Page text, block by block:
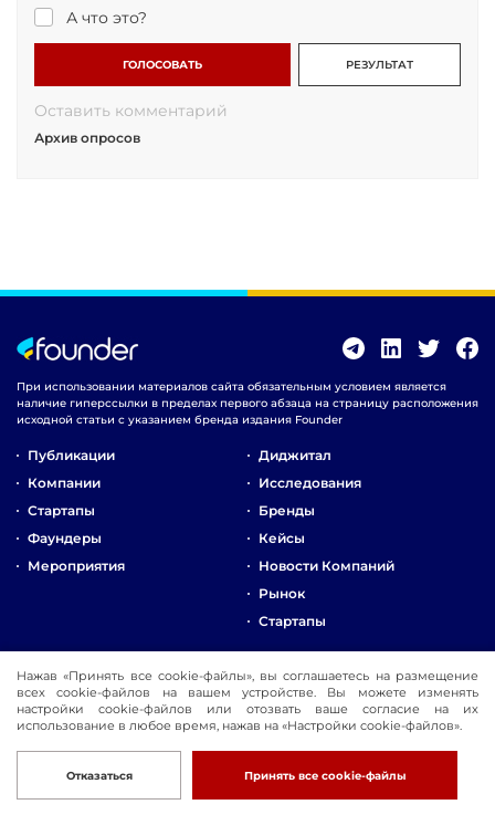
А что это?
ГОЛОСОВАТЬ РЕЗУЛЬТАТ
Оставить комментарий
Архив опросов
При использовании материалов сайта обязательным условием является
наличие гиперссылки в пределах первого абзаца на страницу расположения
исходной статьи с указанием бренда издания Founder
Публикации
Компании
Стартапы
Фаундеры
Мероприятия
Диджитал
Исследования
Бренды
Кейсы
Новости Компаний
Рынок
Стартапы
Реклама
Контакты
© 2016-2026 Founder Разработка
Нажав «Принять все cookie-файлы», вы соглашаетесь на размещение
всех cookie-файлов на вашем устройстве. Вы можете изменять
настройки cookie-файлов или отозвать ваше согласие на их
использование в любое время, нажав на «Настройки cookie-файлов».
Отказаться Принять все cookie-файлы